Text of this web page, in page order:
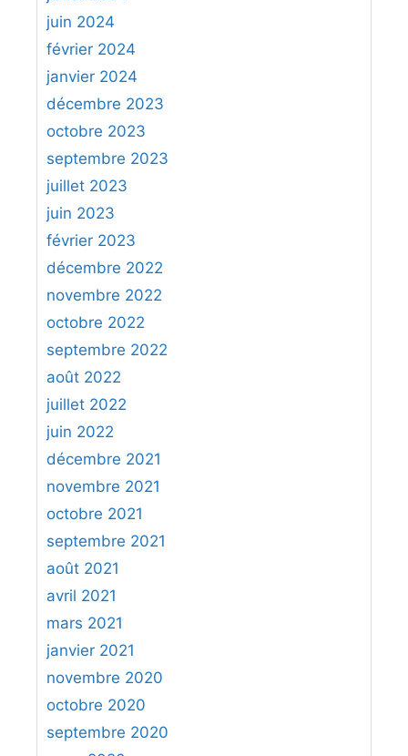
juin 2024
février 2024
janvier 2024
décembre 2023
octobre 2023
septembre 2023
juillet 2023
juin 2023
février 2023
décembre 2022
novembre 2022
octobre 2022
septembre 2022
août 2022
juillet 2022
juin 2022
décembre 2021
novembre 2021
octobre 2021
septembre 2021
août 2021
avril 2021
mars 2021
janvier 2021
novembre 2020
octobre 2020
septembre 2020